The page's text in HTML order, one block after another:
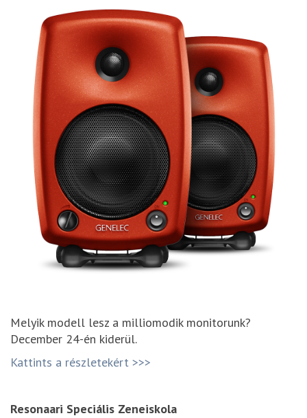
Melyik modell lesz a milliomodik monitorunk?
December 24-én kiderül.
Kattints a részletekért >>>
Resonaari Speciális Zeneiskola